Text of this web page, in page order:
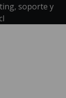
soporte y